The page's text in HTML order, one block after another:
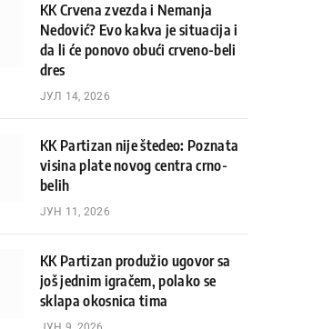
KK Crvena zvezda i Nemanja
Nedović? Evo kakva je situacija i
da li će ponovo obući crveno-beli
dres
ЈУЛ 14, 2026
KK Partizan nije štedeo: Poznata
visina plate novog centra crno-
belih
ЈУН 11, 2026
KK Partizan produžio ugovor sa
još jednim igračem, polako se
sklapa okosnica tima